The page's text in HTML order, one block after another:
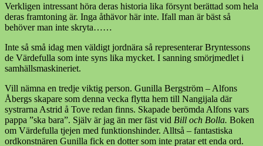
Verkligen intressant höra deras historia lika försynt berättad som hela
deras framtoning är. Inga åthävor här inte. Ifall man är bäst så
behöver man inte skryta……
Inte så små idag men väldigt jordnära så representerar Bryntessons
de Värdefulla som inte syns lika mycket. I sanning smörjmedlet i
samhällsmaskineriet.
Vill nämna en tredje viktig person. Gunilla Bergström – Alfons
Åbergs skapare som denna vecka flytta hem till Nangijala där
systrarna Astrid å Tove redan finns. Skapade berömda Alfons vars
pappa ”ska bara”. Själv är jag än mer fäst vid Bill och Bolla. Boken
om Värdefulla tjejen med funktionshinder. Alltså – fantastiska
ordkonstnären Gunilla fick en dotter som inte pratar ett enda ord.